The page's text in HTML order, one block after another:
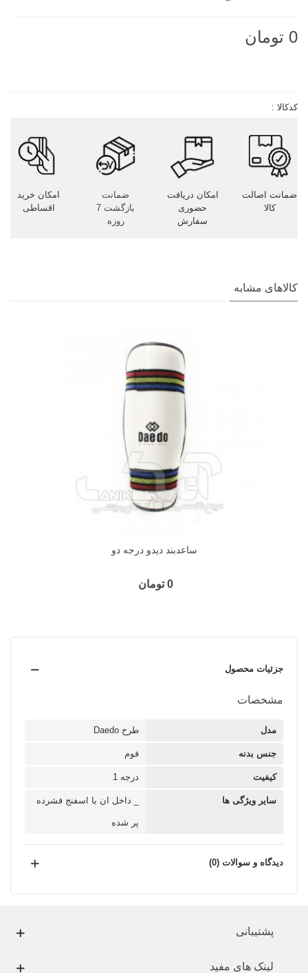
0 تومان
کدکالا :
ضمانت اصالت
کالا
امکان دریافت
حضوری
سفارش
ضمانت
بازگشت 7
روزه
امکان خرید
اقساطی
کالاهای مشابه
ساعدبند دیدو درجه دو
0 تومان
جزئیات محصول
مشخصات
مدل طرح Daedo
جنس بدنه فوم
کیفیت درجه 1
سایر ویژگی ها _ داخل ان با اسفنج فشرده
پر شده
دیدگاه و سوالات (0)
پشتیبانی
لینک های مفید